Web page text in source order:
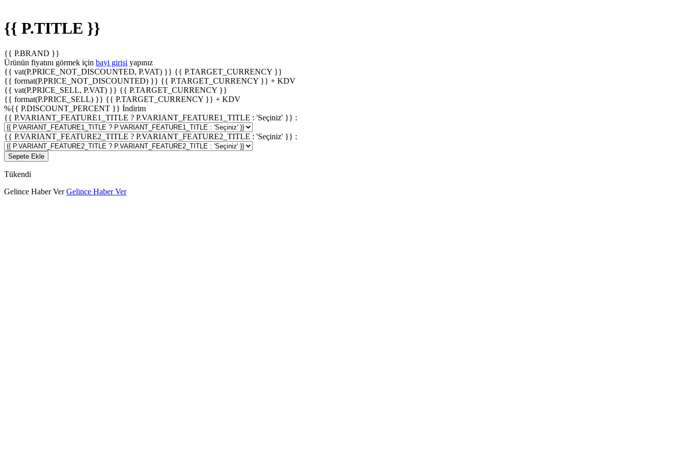
{{ P.TITLE }}
{{ P.BRAND }}
Ürünün fiyatını görmek için bayi girişi yapınız
{{ vat(P.PRICE_NOT_DISCOUNTED, P.VAT) }} {{ P.TARGET_CURRENCY }}
{{ format(P.PRICE_NOT_DISCOUNTED) }} {{ P.TARGET_CURRENCY }} + KDV
{{ vat(P.PRICE_SELL, P.VAT) }} {{ P.TARGET_CURRENCY }}
{{ format(P.PRICE_SELL) }} {{ P.TARGET_CURRENCY }} + KDV
%{{ P.DISCOUNT_PERCENT }} İndirim
{{ P.VARIANT_FEATURE1_TITLE ? P.VARIANT_FEATURE1_TITLE : 'Seçiniz' }} :
{{ P.VARIANT_FEATURE2_TITLE ? P.VARIANT_FEATURE2_TITLE : 'Seçiniz' }} :
Sepete Ekle
Tükendi
Gelince Haber Ver Gelince Haber Ver